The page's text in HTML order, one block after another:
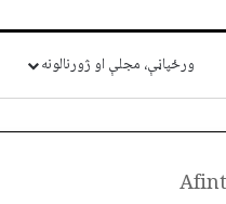
ورځپاڼې، مجلې او ژورنالونه